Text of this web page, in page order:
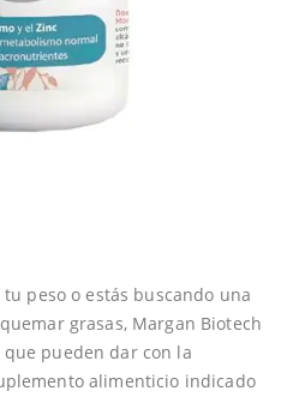
peso o estás buscando una
grasas, Margan Biotech
pueden dar con la
alimenticio indicado